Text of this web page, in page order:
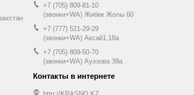
+7 (705) 809-81-10
(звонки+WA) Жибек Жолы 60
+7 (777) 521-29-29
(звонки+WA) Аксай1,18а
+7 (705) 809-50-70
(звонки+WA) Ауэзова 39а